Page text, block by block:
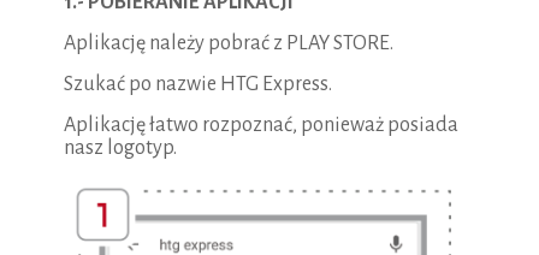
Aplikację należy pobrać z PLAY STORE.
Szukać po nazwie HTG Express.
Aplikację łatwo rozpoznać, ponieważ posiada
nasz logotyp.